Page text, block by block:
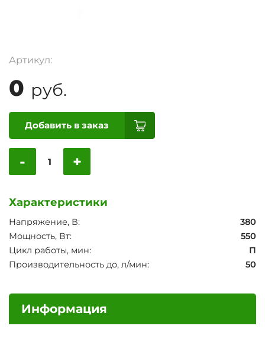
Артикул:
0 руб.
Добавить в заказ
- +
Характеристики
Напряжение, В:
380
Мощность, Вт:
550
Цикл работы, мин:
П
Производительность до, л/мин:
50
Информация